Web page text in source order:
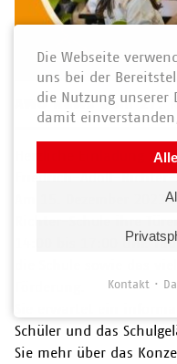
AWO News vom 27.
Herzliche Einladung
Friedrich-Adolf-
Am 15. Dezember
14:00 bis 17:00 Uhr.
Schüler und das
Sie mehr über das
Die Webseite
uns bei der
die Nutzung unserer
damit
Kontakt